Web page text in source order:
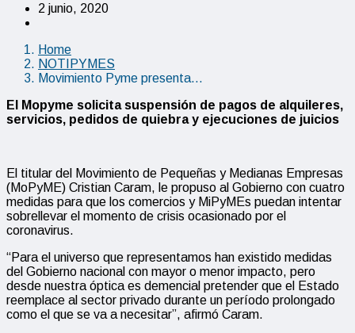
2 junio, 2020
Home
NOTIPYMES
Movimiento Pyme presenta…
El Mopyme solicita suspensión de pagos de alquileres,
servicios, pedidos de quiebra y ejecuciones de juicios
El titular del Movimiento de Pequeñas y Medianas Empresas
(MoPyME) Cristian Caram, le propuso al Gobierno con cuatro
medidas para que los comercios y MiPyMEs puedan intentar
sobrellevar el momento de crisis ocasionado por el
coronavirus.
“Para el universo que representamos han existido medidas
del Gobierno nacional con mayor o menor impacto, pero
desde nuestra óptica es demencial pretender que el Estado
reemplace al sector privado durante un período prolongado
como el que se va a necesitar”, afirmó Caram.